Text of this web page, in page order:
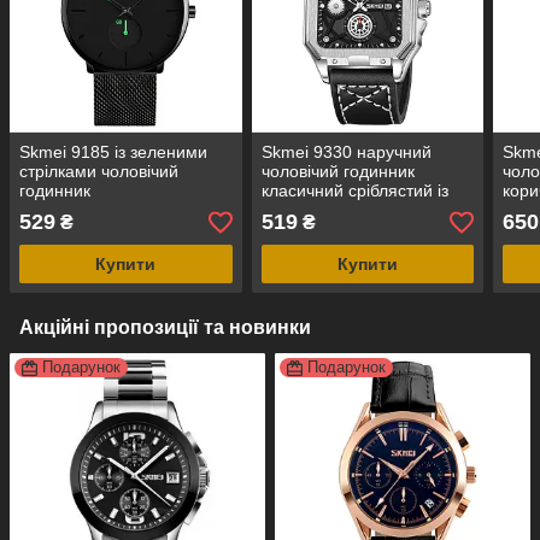
Skmei 9185 із зеленими
стрілками чоловічий
годинник
529 ₴
Купити
Skmei 9330 наручний
чоловічий годинник
класичний сріблястий із
чорним
519₴
Купити
650
Акційні пропозиції та новинки
Подарунок Подарунок